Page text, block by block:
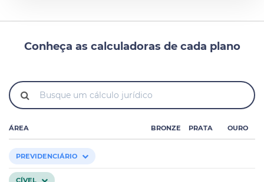
Conheça as calculadoras de cada plano
ÁREA BRONZE PRATA OURO
PREVIDENCIÁRIO
CÍVEL